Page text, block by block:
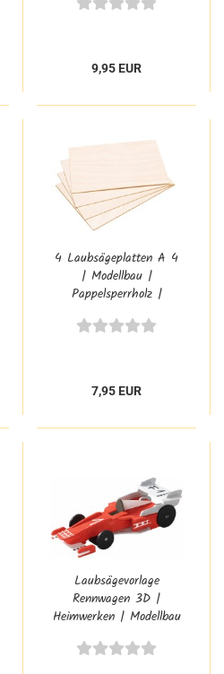
9,95 EUR
4 Laubsägeplatten A 4
| Modellbau |
Pappelsperrholz |
7,95 EUR
Laubsägevorlage
Rennwagen 3D |
Heimwerken | Modellbau
352/4S